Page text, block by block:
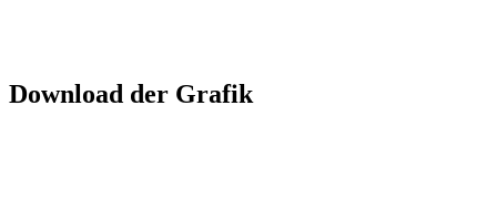
Download der Grafik